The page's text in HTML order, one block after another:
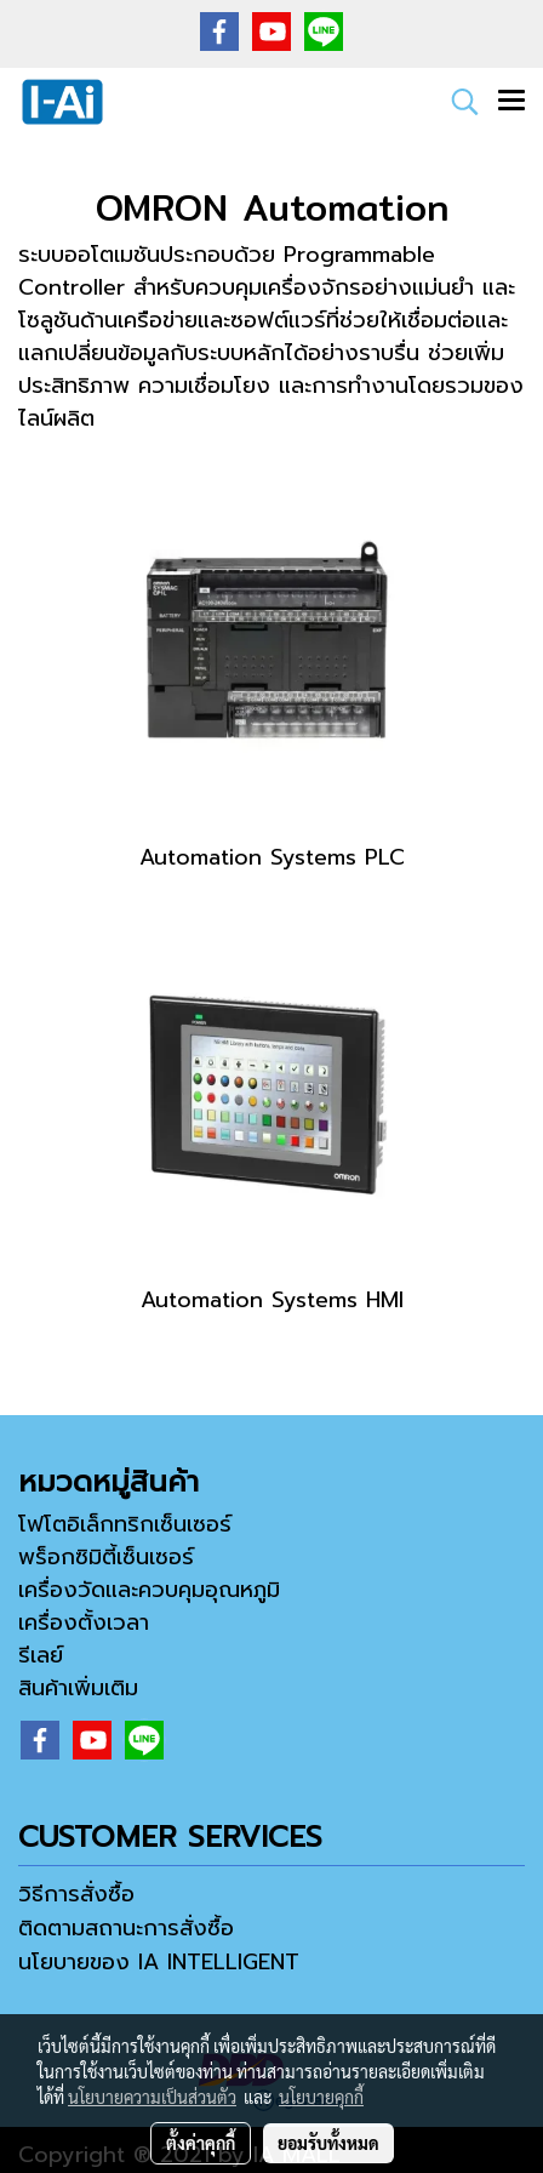
OMRON Automation
ระบบออโตเมชันประกอบด้วย Programmable
Controller สำหรับควบคุมเครื่องจักรอย่างแม่นยำ และ
โซลูชันด้านเครือข่ายและซอฟต์แวร์ที่ช่วยให้เชื่อมต่อและ
แลกเปลี่ยนข้อมูลกับระบบหลักได้อย่างราบรื่น ช่วยเพิ่ม
ประสิทธิภาพ ความเชื่อมโยง และการทำงานโดยรวมของ
ไลน์ผลิต
Automation Systems PLC
Automation Systems HMI
หมวดหมู่สินค้า
โฟโตอิเล็กทริกเซ็นเซอร์
พร็อกซิมิตี้เซ็นเซอร์
เครื่องวัดและควบคุมอุณหภูมิ
เครื่องตั้งเวลา
รีเลย์
สินค้าเพิ่มเติม
CUSTOMER SERVICES
วิธีการสั่งซื้อ
ติดตามสถานะการสั่งซื้อ
นโยบายของ IA INTELLIGENT
Copyright ® 2021 by IA MALL
เว็บไซต์นี้มีการใช้งานคุกกี้ เพื่อเพิ่มประสิทธิภาพและประสบการณ์ที่ดี
ในการใช้งานเว็บไซต์ของท่าน ท่านสามารถอ่านรายละเอียดเพิ่มเติม
ได้ที่นโยบายความเป็นส่วนตัว และนโยบายคุกกี้
ตั้งค่าคุกกี้ ยอมรับทั้งหมด